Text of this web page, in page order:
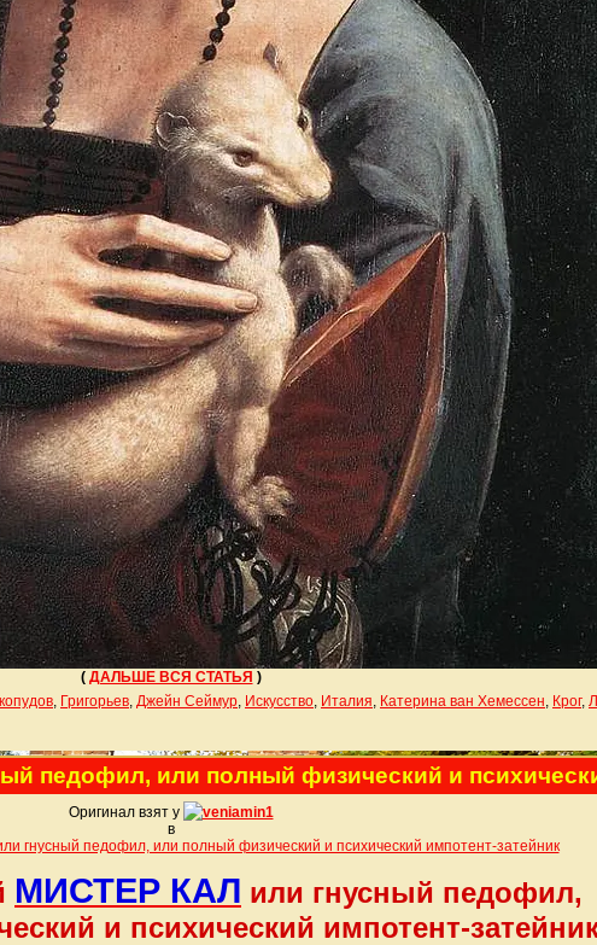
( ДАЛЬШЕ ВСЯ СТАТЬЯ )
, Григорьев, Джейн Сеймур, Искусство, Италия, Катерина ван Хемессен, Крог,
педофил, или полный физический и
Оригинал взят у
veniamin1
в
гнусный педофил, или полный физический и психический импотент-затейник
МИСТЕР КАЛ или гнусный педофил,
и психический импотент-